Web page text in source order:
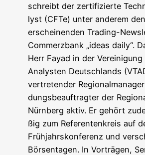
schreibt der zer­ti­fi­zier­te
lyst (CFTe) unter ande­rem
erschei­nen­den Tra­ding-
Com­merz­bank „ide­as dai­ly“.
Herr Fayad in der
Ana­lys­ten Deutsch­lands
ver­tre­ten­der
dungs­be­auf­trag­ter der
Nürn­berg aktiv. Er gehört
ßig zum Refe­ren­ten­kreis auf
Früh­jahrs­kon­fe­renz und
Bör­sen­ta­gen. In Vor­trä­gen,